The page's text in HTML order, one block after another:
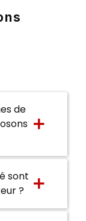
de
sont
?